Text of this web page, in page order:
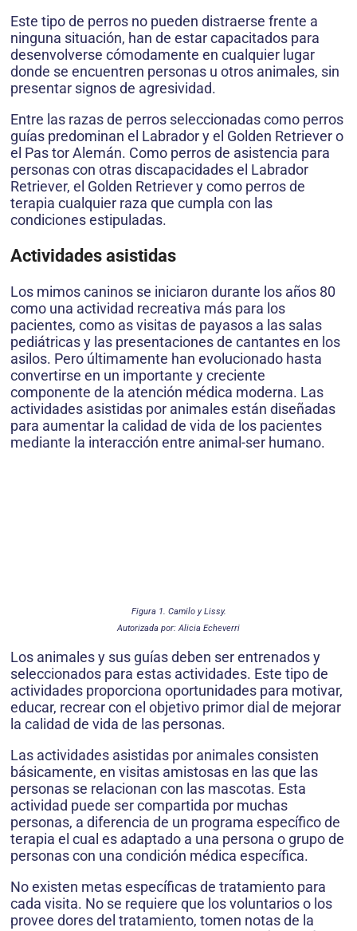
Este tipo de perros no pueden distraerse frente a
ninguna situación, han de estar capacitados para
desenvolverse cómodamente en cualquier lugar
donde se encuentren personas u otros animales, sin
presentar signos de agresividad.
Entre las razas de perros seleccionadas como perros
guías predominan el Labrador y el Golden Retriever o
el Pas tor Alemán. Como perros de asistencia para
personas con otras discapacidades el Labrador
Retriever, el Golden Retriever y como perros de
terapia cualquier raza que cumpla con las
condiciones estipuladas.
Actividades asistidas
Los mimos caninos se iniciaron durante los años 80
como una actividad recreativa más para los
pacientes, como as visitas de payasos a las salas
pediátricas y las presentaciones de cantantes en los
asilos. Pero últimamente han evolucionado hasta
convertirse en un importante y creciente
componente de la atención médica moderna. Las
actividades asistidas por animales están diseñadas
para aumentar la calidad de vida de los pacientes
mediante la interacción entre animal-ser humano.
Figura 1. Camilo y Lissy.
Autorizada por: Alicia Echeverri
Los animales y sus guías deben ser entrenados y
seleccionados para estas actividades. Este tipo de
actividades proporciona oportunidades para motivar,
educar, recrear con el objetivo primor dial de mejorar
la calidad de vida de las personas.
Las actividades asistidas por animales consisten
básicamente, en visitas amistosas en las que las
personas se relacionan con las mascotas. Esta
actividad puede ser compartida por muchas
personas, a diferencia de un programa específico de
terapia el cual es adaptado a una persona o grupo de
personas con una condición médica específica.
No existen metas específicas de tratamiento para
cada visita. No se requiere que los voluntarios o los
provee dores del tratamiento, tomen notas de la